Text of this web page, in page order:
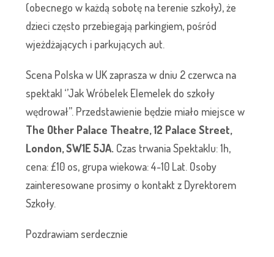
(obecnego w każdą sobotę na terenie szkoły), że
dzieci często przebiegają parkingiem, pośród
wjeżdżających i parkujących aut.
Scena Polska w UK zaprasza w dniu 2 czerwca na
spektakl ‘’Jak Wróbelek Elemelek do szkoły
wędrował’’. Przedstawienie będzie miało miejsce w
The Other Palace Theatre, 12 Palace Street,
London, SW1E 5JA. Czas trwania Spektaklu: 1h,
cena: £10 os, grupa wiekowa: 4-10 Lat. Osoby
zainteresowane prosimy o kontakt z Dyrektorem
Szkoły.
Pozdrawiam serdecznie